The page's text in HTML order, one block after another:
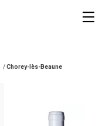
/Chorey-lès-Beaune